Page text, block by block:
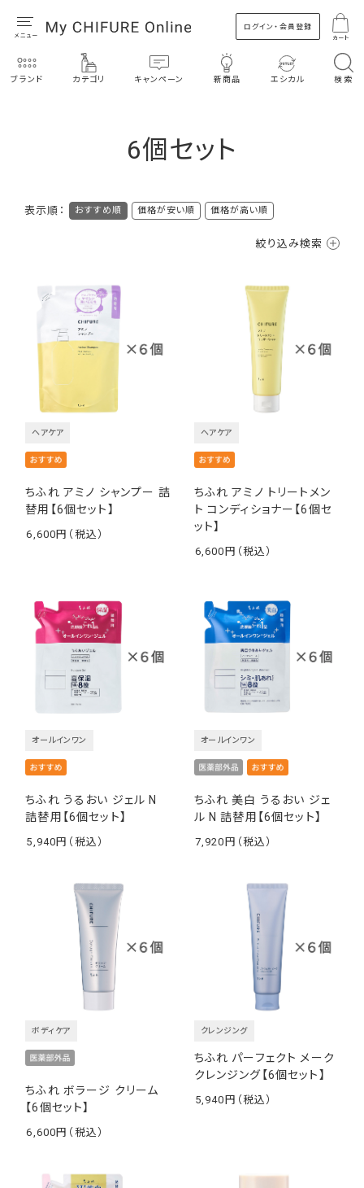
ログイン・会員登録
カート
ブランド カテゴリ キャンペーン 新商品 エシカル 検索
6個セット
表示順： おすすめ順 価格が安い順 価格が高い順
絞り込み検索
ちふれ アミノ シャンプー 詰
替用【6個セット】
ヘアケア
6,600
ちふれ アミノ トリートメン
ト コンディショナー【6個セ
ット】
ヘアケア
6,600
ちふれ うるおい ジェル N
詰替用【6個セット】
オールインワン
5,940
ちふれ 美白 うるおい ジェ
ル N 詰替用【6個セット】
オールインワン
7,920
ちふれ ボラージ クリーム
【6個セット】
ボディケア
6,600
ちふれ パーフェクト メーク
クレンジング【6個セット】
クレンジング
5,940